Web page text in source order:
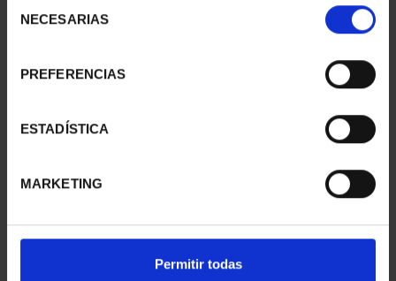
NECESARIAS
PREFERENCIAS
ESTADÍSTICA
MARKETING
Permitir todas
AMERICAN COLLECTION
€595.00
COLLECTION
€2,128.00